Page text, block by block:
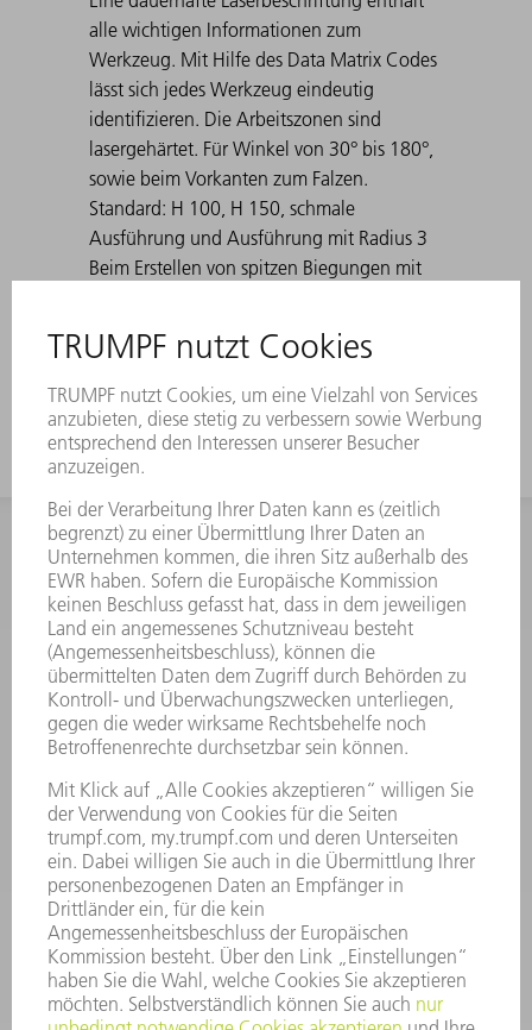
alle wichtigen Informationen zum
Werkzeug. Mit Hilfe des Data Matrix Codes
lässt sich jedes Werkzeug eindeutig
identifizieren. Die Arbeitszonen sind
lasergehärtet. Für Winkel von 30° bis 180°,
sowie beim Vorkanten zum Falzen.
Standard: H 100, H 150, schmale
Ausführung und Ausführung mit Radius 3
Beim Erstellen von spitzen Biegungen mit
verklemmt. TRUMPF Ausstoßhilfen lösen
dieses Problem.
INFORMATION
Häufig gestellte Fragen
Allgemeine Geschäftsbedingungen
KONTAKT
Kundenbetreuung TRUMPF Werkzeugmaschinen
+49 7156 303 33222
Mo - Fr: 07:30 - 17:30 Uhr
Erweiterte Rufbereitschaft per Service App Mo - Fr:
06:30 - 20.00 Uhr Sa: 07:00 - 12:00 Uhr
Kundenbetreuung@trumpf.com
KONTAKT
Service TRUMPF Lasertechnik
+49 7156 303 37444
Mo - Fr: 07:30 - 18:00 Uhr
Additive Manufacturing 07:30 - 17:30 Uhr
spareparts.tld@trumpf.com